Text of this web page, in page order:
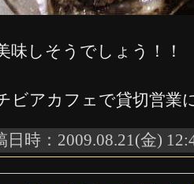
味しそうでしょう！！
ビアカフェで貸切営業
日時：2009.08.21(金)